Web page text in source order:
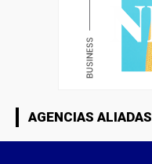
AGENCIAS ALIADAS